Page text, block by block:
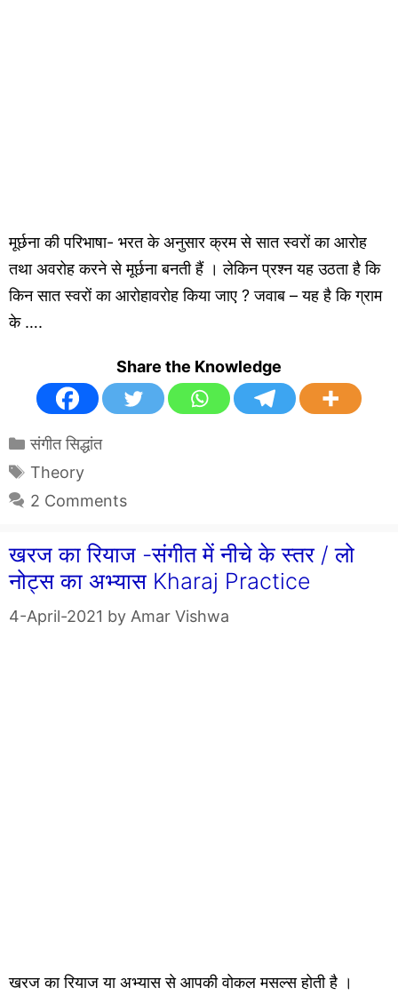
मूर्छना की परिभाषा- भरत के अनुसार क्रम से सात स्वरों का आरोह
तथा अवरोह करने से मूर्छना बनती हैं । लेकिन प्रश्न यह उठता है कि
किन सात स्वरों का आरोहावरोह किया जाए ? जवाब – यह है कि ग्राम
के ….
Share the Knowledge
Categories
संगीत सिद्धांत
Tags
Theory
2 Comments
खरज का रियाज -संगीत में नीचे के स्तर / लो
नोट्स का अभ्यास Kharaj Practice
4-April-2021 by Amar Vishwa
खरज का रियाज या अभ्यास से आपकी वोकल मसल्स होती है ।